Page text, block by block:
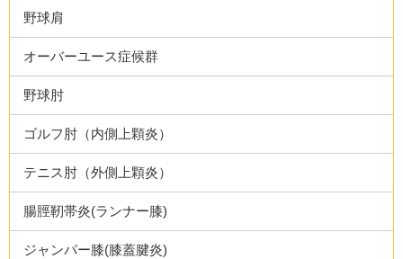
野球肩
オーバーユース症候群
野球肘
ゴルフ肘（内側上顆炎）
テニス肘（外側上顆炎）
腸脛靭帯炎(ランナー膝)
ジャンパー膝(膝蓋腱炎)